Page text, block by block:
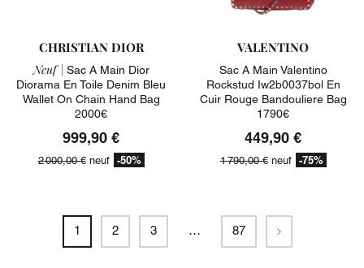
CHRISTIAN DIOR
Neuf | Sac A Main Dior
Diorama En Toile Denim Bleu
Wallet On Chain Hand Bag
2000€
999,90 €
2 000,00 €neuf -50%
VALENTINO
Sac A Main Valentino
Rockstud Iw2b0037bol En
Cuir Rouge Bandouliere Bag
1790€
449,90 €
1 790,00 €neuf -75%
1 2 3 … 87 Suivant